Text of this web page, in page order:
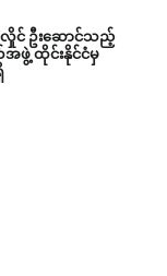
လှိုင် ဦးဆောင်သည့်
ဖွဲ့ ထိုင်းနိုင်ငံမှ